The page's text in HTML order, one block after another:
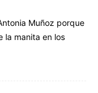
Muñoz porque
la manita en los